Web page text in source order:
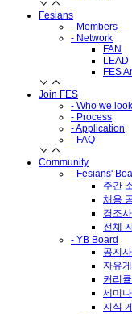
Fesians
- Members
- Network
FAN
LEAD
FES
Join FES
- Who we
- Process
- Application
- FAQ
Community
- Fesians'
주간
채용
경조사
전체
- YB Board
공지
자유
커리
세미
지식